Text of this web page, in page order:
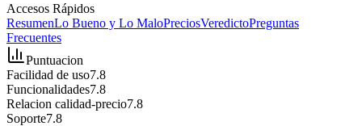
Accesos Rápidos
ResumenLo Bueno y Lo MaloPreciosVeredictoPreguntas
Frecuentes
Puntuacion
Facilidad de uso7.8
Funcionalidades7.8
Relacion calidad-precio7.8
Soporte7.8